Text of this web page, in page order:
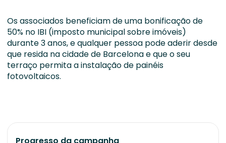
Os associados beneficiam de uma bonificação de
50% no IBI (imposto municipal sobre imóveis)
durante 3 anos, e qualquer pessoa pode aderir desde
que resida na cidade de Barcelona e que o seu
terraço permita a instalação de painéis
fotovoltaicos.